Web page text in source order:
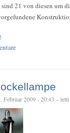
sind 21 von diesen um
Februar 2009 - 20:43 – tetti